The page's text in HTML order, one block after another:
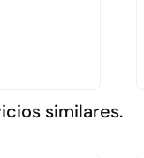
similares.